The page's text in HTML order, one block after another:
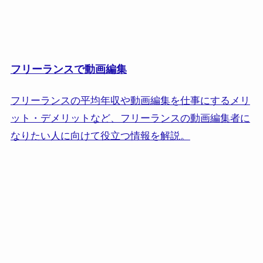
フリーランスで動画編集
フリーランスの平均年収や動画編集を仕事にするメリ
ット・デメリットなど、フリーランスの動画編集者に
なりたい人に向けて役立つ情報を解説。